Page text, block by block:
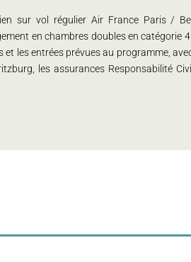
sur vol régulier Air France Paris /
en chambres doubles en catégorie
les entrées prévues au programme,
les assurances Responsabilité